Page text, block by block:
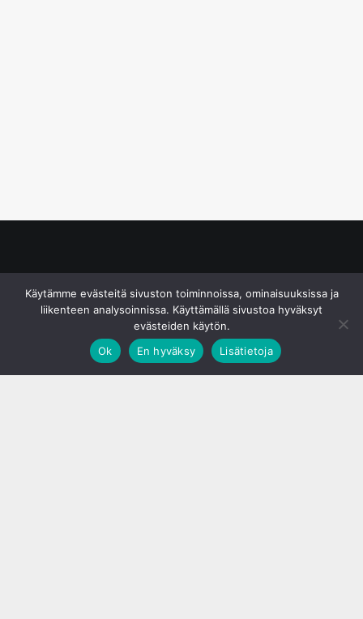
Käytämme evästeitä sivuston toiminnoissa, ominaisuuksissa ja
liikenteen analysoinnissa. Käyttämällä sivustoa hyväksyt
evästeiden käytön.
Ok
En hyväksy Lisätietoja